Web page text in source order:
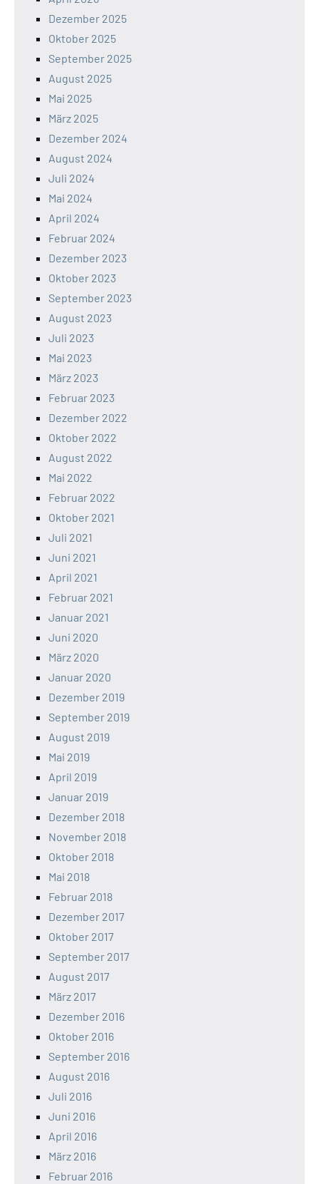
Dezember 2025
Oktober 2025
September 2025
August 2025
Mai 2025
März 2025
Dezember 2024
August 2024
Juli 2024
Mai 2024
April 2024
Februar 2024
Dezember 2023
Oktober 2023
September 2023
August 2023
Juli 2023
Mai 2023
März 2023
Februar 2023
Dezember 2022
Oktober 2022
August 2022
Mai 2022
Februar 2022
Oktober 2021
Juli 2021
Juni 2021
April 2021
Februar 2021
Januar 2021
Juni 2020
März 2020
Januar 2020
Dezember 2019
September 2019
August 2019
Mai 2019
April 2019
Januar 2019
Dezember 2018
November 2018
Oktober 2018
Mai 2018
Februar 2018
Dezember 2017
Oktober 2017
September 2017
August 2017
März 2017
Dezember 2016
Oktober 2016
September 2016
August 2016
Juli 2016
Juni 2016
April 2016
März 2016
Februar 2016